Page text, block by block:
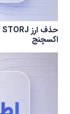
اکسچنج